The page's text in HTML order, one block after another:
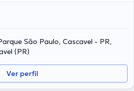
São Paulo, Cascavel - PR,
(PR)
Ver perfil